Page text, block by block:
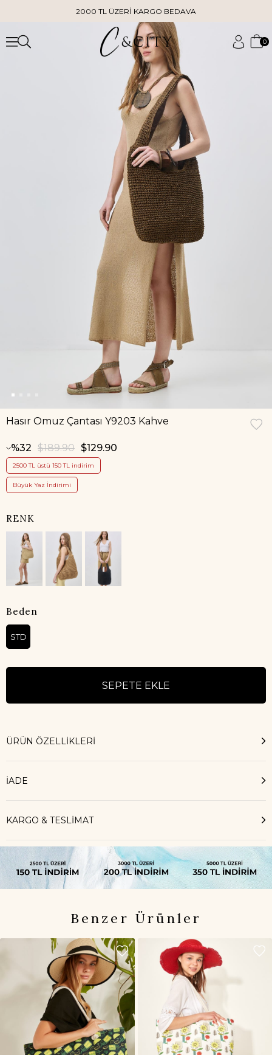
2000 TL ÜZERİ KARGO BEDAVA
0
Hasır Omuz Çantası Y9203 Kahve
32 $189.90 $129.90
2500 TL üstü 150 TL indirim
Büyük Yaz İndirimi
RENK
Beden
STD
ÜRÜN ÖZELLIKLERI
İADE
KARGO & TESLİMAT
Benzer Ürünler